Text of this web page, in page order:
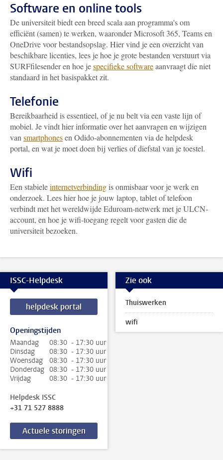
Software en online tools
De universiteit biedt een breed scala aan programma's om
efficiënt (samen) te werken, waaronder Microsoft 365, Teams en
OneDrive voor bestandsopslag. Hier vind je een overzicht van
beschikbare licenties, lees je hoe je grote bestanden verstuurt via
SURFfilesender en hoe jespecifieke softwareaanvraagt die niet
standaard in het basispakket zit.
Telefonie
Bereikbaarheid is essentieel, of je nu belt via een vaste lijn of
mobiel. Je vindt hier informatie over het aanvragen en wijzigen
van smartphonesen Odido-abonnementen via de helpdesk
portal, en wat je moet doen bij verlies of diefstal van je toestel.
Wifi
Een stabieleinternetverbindingis onmisbaar voor je werk en
onderzoek. Lees hier hoe je jouw laptop, tablet of telefoon
verbindt met het wereldwijde Eduroam-netwerk met je ULCN-
account, en hoe je wifi-toegang regelt voor gasten die de
universiteit bezoeken.
ISSC-Helpdesk
helpdesk portal
Openingstijden
Maandag
08:30 - 17:30 uur
Dinsdag
08:30 - 17:30 uur
Woensdag
08:30 - 17:30 uur
Donderdag 08:30 - 17:30 uur
Vrijdag
08:30 - 17:30 uur
Helpdesk ISSC
+31 71 527 8888
Actuele storingen
Zie ook
Thuiswerken
wifi